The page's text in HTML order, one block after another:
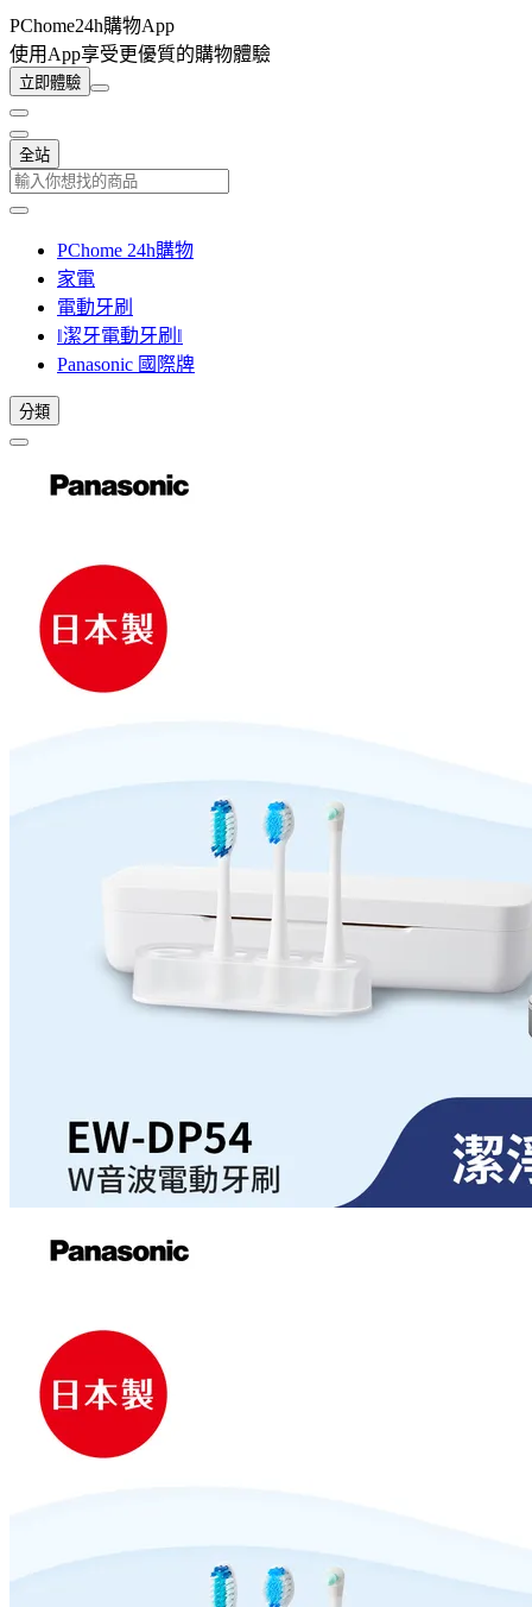
PChome24h購物App
使用App享受更優質的購物體驗
立即體驗
全站
PChome 24h購物
家電
電動牙刷
‖潔牙電動牙刷‖
Panasonic 國際牌
分類